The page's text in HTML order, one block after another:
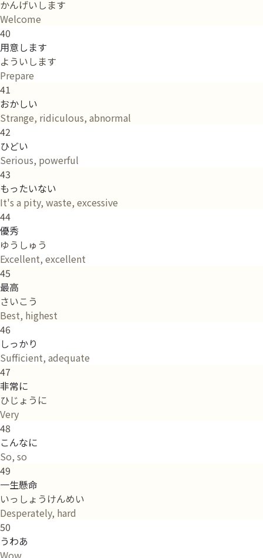
かんげいします
Welcome
40
用意します
よういします
Prepare
41
おかしい
Strange, ridiculous, abnormal
42
ひどい
Serious, powerful
43
もったいない
It's a pity, waste, excessive
44
優秀
ゆうしゅう
Excellent, excellent
45
最高
さいこう
Best, highest
46
しっかり
Sufficient, adequate
47
非常に
ひじょうに
Very
48
こんなに
So, so
49
一生懸命
いっしょうけんめい
Desperately, hard
50
うわあ
Wow